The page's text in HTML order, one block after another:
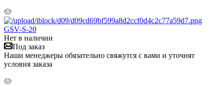
GSV-S-20
Нет в наличии
Под заказ
Наши менеджеры обязательно свяжутся с вами и уточнят
условия заказа